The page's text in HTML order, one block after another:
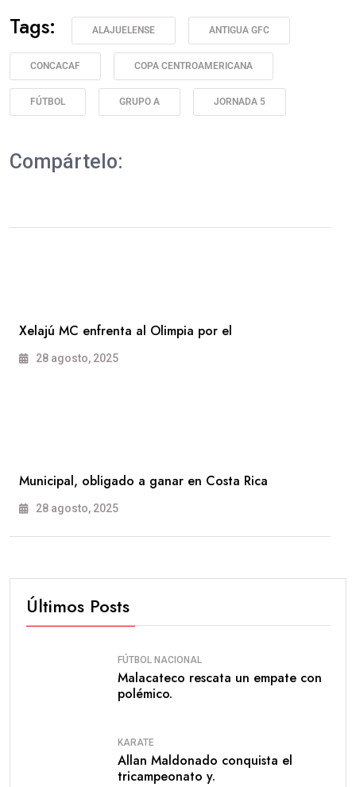
Tags: ALAJUELENSE ANTIGUA GFC
CONCACAF COPA CENTROAMERICANA
FÚTBOL GRUPO A JORNADA 5
Compártelo:
Xelajú MC enfrenta al Olimpia por el
28 agosto, 2025
Municipal, obligado a ganar en Costa Rica
28 agosto, 2025
Últimos Posts
FÚTBOL NACIONAL
Malacateco rescata un empate con
polémico.
KARATE
Allan Maldonado conquista el
tricampeonato y.